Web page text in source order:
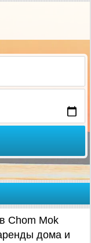
Chom Mok
дома и